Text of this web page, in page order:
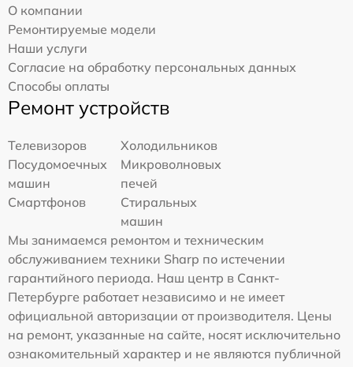
О компании
Ремонтируемые модели
Наши услуги
Согласие на обработку персональных данных
Способы оплаты
Ремонт устройств
Телевизоров
Холодильников
Посудомоечных
машин
Микроволновых
печей
Смартфонов
Стиральных
машин
Мы занимаемся ремонтом и техническим
обслуживанием техники Sharp по истечении
гарантийного периода. Наш центр в Санкт-
Петербурге работает независимо и не имеет
официальной авторизации от производителя. Цены
на ремонт, указанные на сайте, носят исключительно
ознакомительный характер и не являются публичной